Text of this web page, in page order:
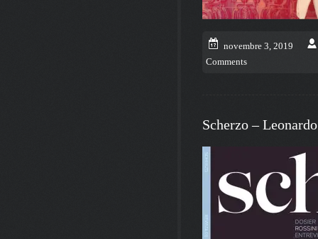
novembre 3, 2019
Comments
Scherzo –